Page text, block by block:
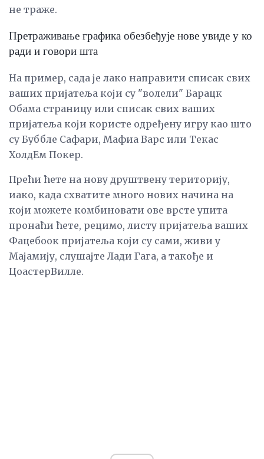
не траже.
Претраживање графика обезбеђује нове увиде у ко
ради и говори шта
На пример, сада је лако направити списак свих
ваших пријатеља који су "волели" Барацк
Обама страницу или списак свих ваших
пријатеља који користе одређену игру као што
су Буббле Сафари, Мафиа Варс или Текас
ХолдЕм Покер.
Прећи ћете на нову друштвену територију,
иако, када схватите много нових начина на
који можете комбиновати ове врсте упита
пронаћи ћете, рецимо, листу пријатеља ваших
Фацебоок пријатеља који су сами, живи у
Мајамију, слушајте Лади Гага, а такође и
ЦоастерВилле.